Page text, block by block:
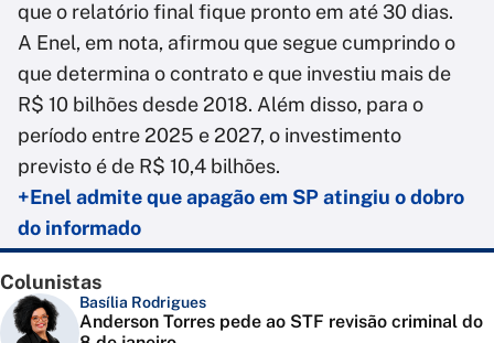
que o relatório final fique pronto em até 30 dias.
A Enel, em nota, afirmou que segue cumprindo o
que determina o contrato e que investiu mais de
R$ 10 bilhões desde 2018. Além disso, para o
período entre 2025 e 2027, o investimento
previsto é de R$ 10,4 bilhões.
+Enel admite que apagão em SP atingiu o dobro
do informado
Colunistas
Basília Rodrigues
Anderson Torres pede ao STF revisão criminal do